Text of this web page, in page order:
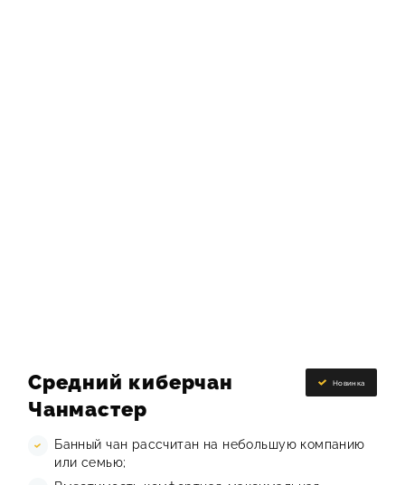
Новинка
Средний киберчан
Чанмастер
Банный чан рассчитан на небольшую компанию
или семью;